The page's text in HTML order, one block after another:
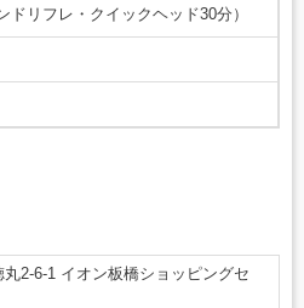
ドリフレ・クイックヘッド30分）
2-6-1 イオン板橋ショッピングセ